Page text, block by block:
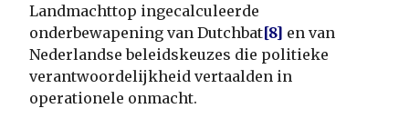
Landmachttop ingecalculeerde
onderbewapening van Dutchbat[8] en van
Nederlandse beleidskeuzes die politieke
verantwoordelijkheid vertaalden in
operationele onmacht.